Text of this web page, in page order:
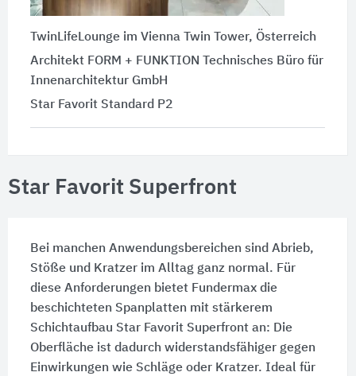
TwinLifeLounge im Vienna Twin Tower, Österreich
Architekt FORM + FUNKTION Technisches Büro für
Innenarchitektur GmbH
Star Favorit Standard P2
Star Favorit Superfront
Bei manchen Anwendungsbereichen sind Abrieb,
Stöße und Kratzer im Alltag ganz normal. Für
diese Anforderungen bietet Fundermax die
beschichteten Spanplatten mit stärkerem
Schichtaufbau Star Favorit Superfront an: Die
Oberfläche ist dadurch widerstandsfähiger gegen
Einwirkungen wie Schläge oder Kratzer. Ideal für